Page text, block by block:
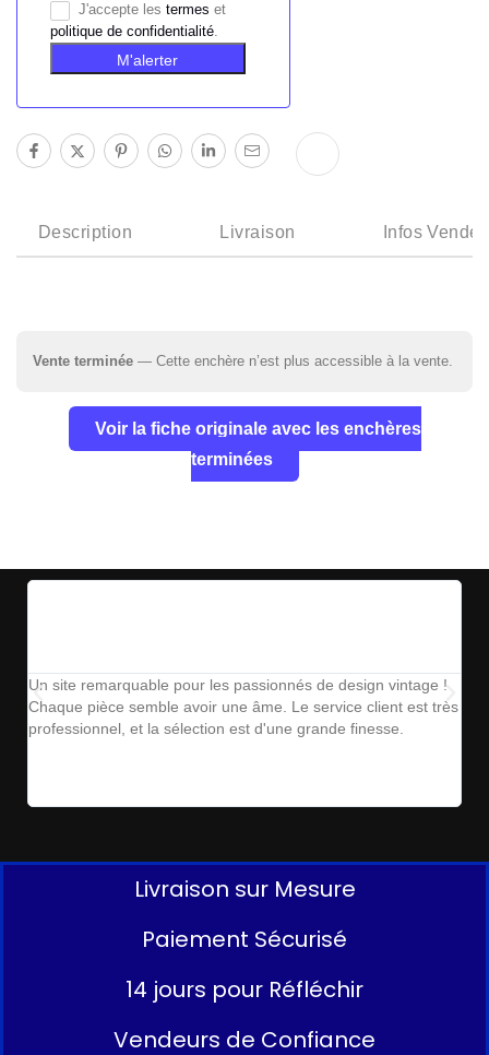
J'accepte les termes et
politique de confidentialité.
M'alerter
Description Livraison Infos
Vente terminée — Cette enchère n’est plus accessible à la vente.
Voir la fiche originale avec les enchères
terminées
Un site remarquable pour les passionnés de design vintage !
Chaque pièce semble avoir une âme. Le service client est très
professionnel, et la sélection est d'une grande finesse.
Livraison sur Mesure
Paiement Sécurisé
14 jours pour Réfléchir
Vendeurs de Confiance